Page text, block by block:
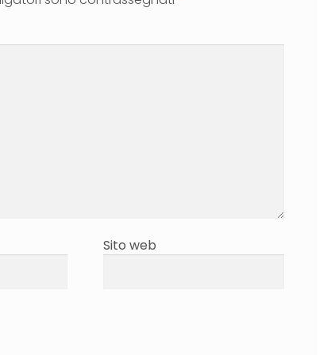
Sito web